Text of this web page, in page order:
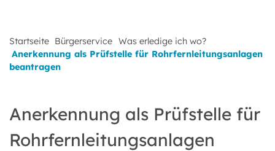
Startseite Bürgerservice Was erledige ich wo?
Anerkennung als Prüfstelle für Rohrfernleitungsanlagen
beantragen
Anerkennung als Prüfstelle für
Rohrfernleitungsanlagen